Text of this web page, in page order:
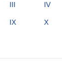
III IV
IX X